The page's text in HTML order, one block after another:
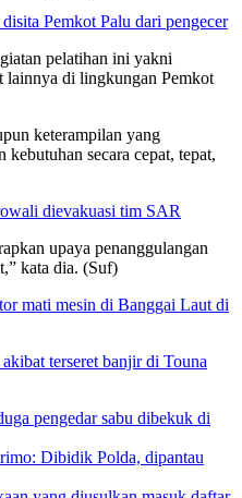
Pemkot Palu dari pengecer
pelatihan ini yakni
lainnya di lingkungan Pemkot
keterampilan yang
secara cepat, tepat,
dievakuasi tim SAR
upaya penanggulangan
kata dia. (Suf)
mati mesin di Banggai Laut di
terseret banjir di Touna
pengedar sabu dibekuk di
Dibidik Polda, dipantau